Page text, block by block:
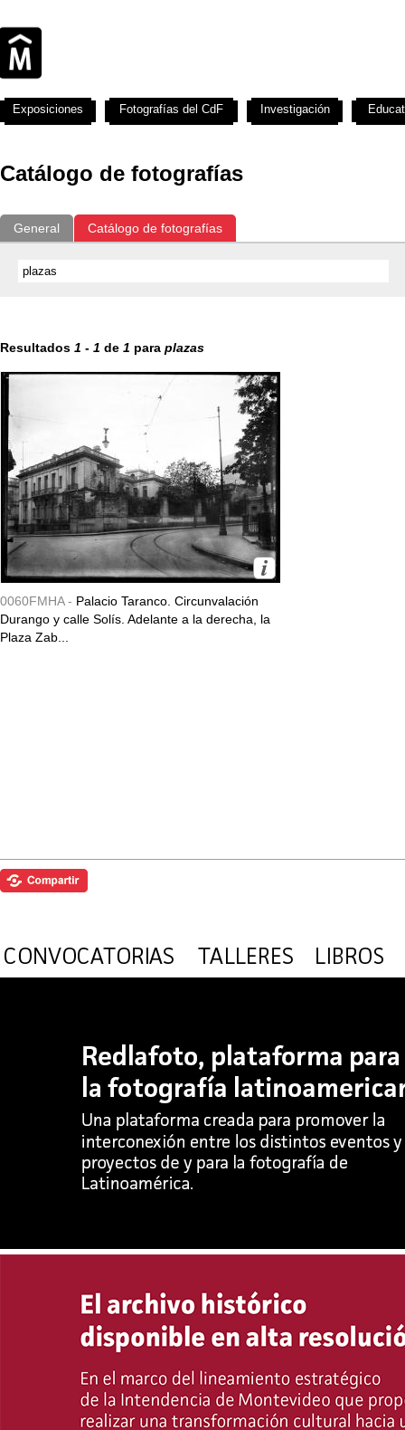
Catálogo de fotografías
General Catálogo de fotografías
Resultados 1 - 1 de 1 para plazas
0060FMHA - Palacio Taranco. Circunvalación
Durango y calle Solís. Adelante a la derecha, la
Plaza Zab...
Exposiciones Fotografías del CdF Investigación